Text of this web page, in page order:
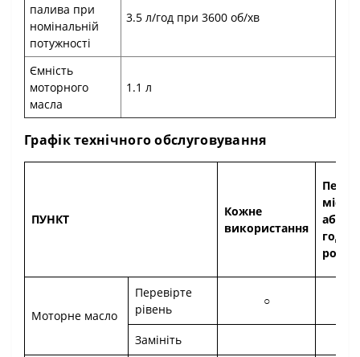
палива при
номінальній
потужності
3.5 л/год при 3600 об/хв
Ємність
моторного
масла
1.1 л
Графік технічного обслуговування
ПУНКТ
Кожне
використання
або 20
годин
Моторне масло
Перевірте
рівень
○
Замініть